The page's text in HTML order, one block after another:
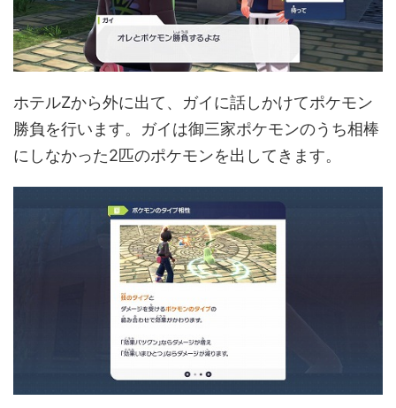
ホテルZから外に出て、ガイに話しかけてポケモン
勝負を行います。ガイは御三家ポケモンのうち相棒
にしなかった2匹のポケモンを出してきます。